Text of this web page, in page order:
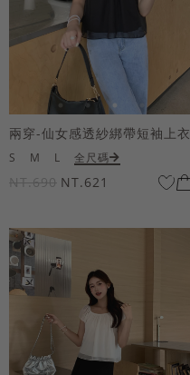
兩穿-仙女感透紗綁帶短袖上衣
S M L 全尺碼
NT.690 NT.621